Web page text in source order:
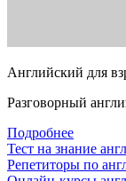
Английский для
Разговорный
Подробнее
Тест на знание
Репетиторы по